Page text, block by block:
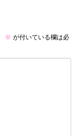
※ が付いている欄は必